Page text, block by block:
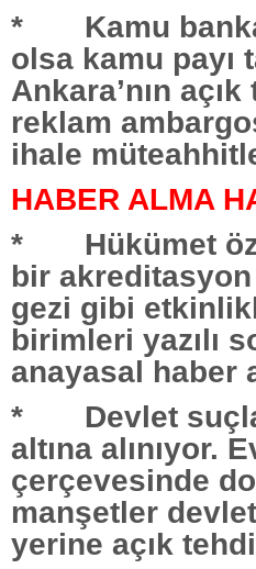
* Kamu
olsa kamu payı
Ankara’nın
reklam
ihale
HABER ALMA
* Hükümet
bir akreditasyon
gezi gibi
birimleri yazılı
anayasal haber
* Devlet
altına alınıyor.
çerçevesinde
manşetler
yerine açık